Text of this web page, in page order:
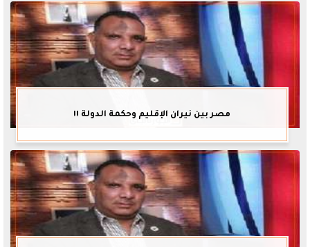
مصر بين نيران الإقليم وحكمة الدولة !!